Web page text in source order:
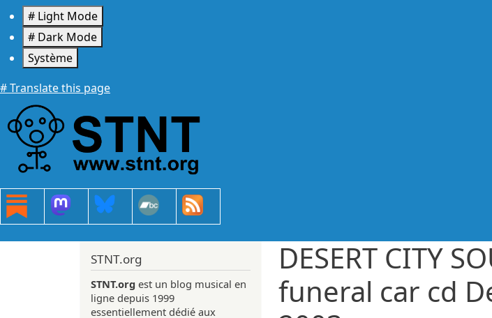
Aller au contenu principal
# Light Mode
# Dark Mode
Système
# Translate this page
DESERT CITY
funeral car cd
STNT.org
STNT.org est un blog musical en
ligne depuis 1999
essentiellement dédié aux